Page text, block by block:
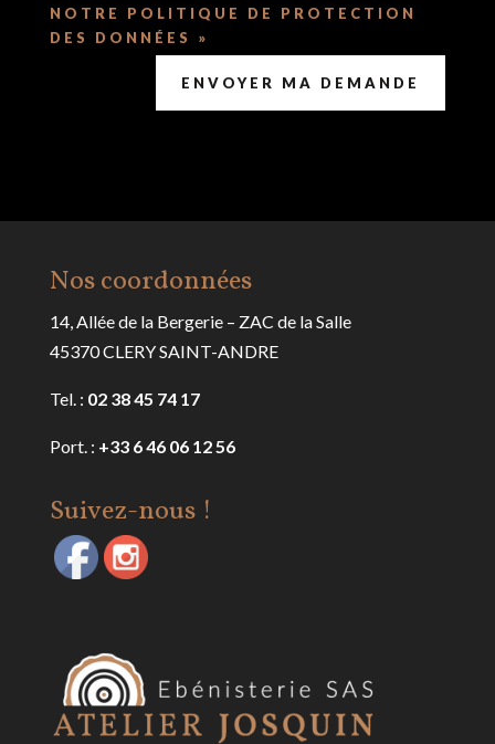
NOTRE POLITIQUE DE PROTECTION
DES DONNÉES »
ENVOYER MA DEMANDE
Nos coordonnées
14, Allée de la Bergerie – ZAC de la Salle
45370 CLERY SAINT-ANDRE
Tel. : 02 38 45 74 17
Port. : +33 6 46 06 12 56
Suivez-nous !